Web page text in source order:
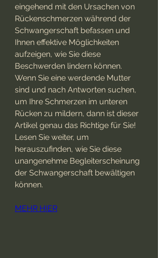
eingehend mit den Ursachen von
Rückenschmerzen während der
Schwangerschaft befassen und
Ihnen effektive Möglichkeiten
aufzeigen, wie Sie diese
Beschwerden lindern können.
Wenn Sie eine werdende Mutter
sind und nach Antworten suchen,
um Ihre Schmerzen im unteren
Rücken zu mildern, dann ist dieser
Artikel genau das Richtige für Sie!
Lesen Sie weiter, um
herauszufinden, wie Sie diese
unangenehme Begleiterscheinung
der Schwangerschaft bewältigen
können.
MEHR HIER